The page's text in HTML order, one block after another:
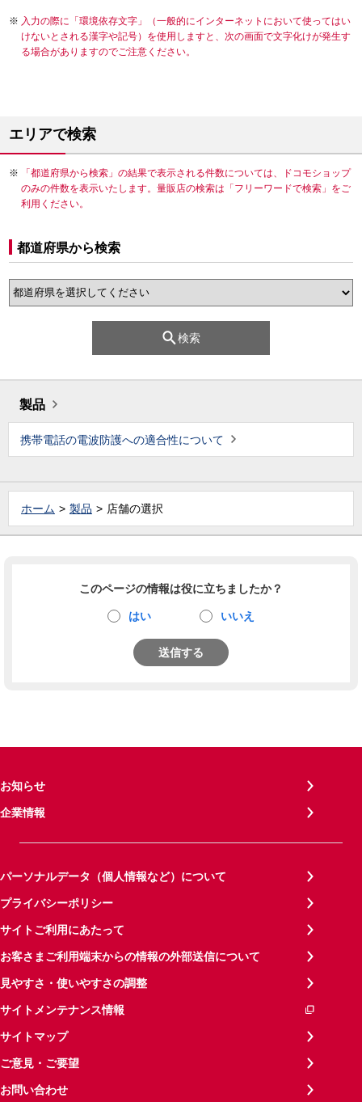
入力の際に「環境依存文字」（一般的にインターネットにおいて使ってはい
けないとされる漢字や記号）を使用しますと、次の画面で文字化けが発生す
る場合がありますのでご注意ください。
エリアで検索
「都道府県から検索」の結果で表示される件数については、ドコモショップ
のみの件数を表示いたします。量販店の検索は「フリーワードで検索」をご
利用ください。
都道府県から検索
検索
製品
携帯電話の電波防護への適合性について
ホーム 製品 店舗の選択
このページの情報は役に立ちましたか？
はい いいえ
送信する
お知らせ
企業情報
パーソナルデータ（個人情報など）について
プライバシーポリシー
サイトご利用にあたって
お客さまご利用端末からの情報の外部送信について
見やすさ・使いやすさの調整
サイトメンテナンス情報
サイトマップ
ご意見・ご要望
お問い合わせ